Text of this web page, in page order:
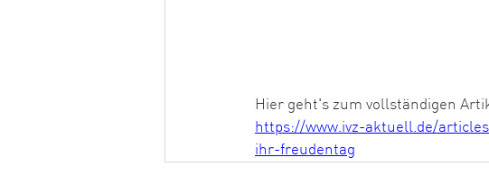
Hier geht's zum vollständigen
https://www.ivz-aktuell.de/
ihr-freudentag